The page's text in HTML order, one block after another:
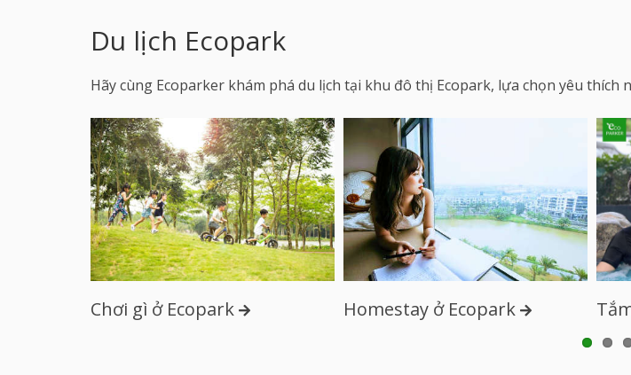
Du lịch Ecopark
Hãy cùng Ecoparker khám phá du lịch tại khu đô thị Ecopark, lựa chọn yêu thích
Chơi gì ở Ecopark Homestay ở Ecopark